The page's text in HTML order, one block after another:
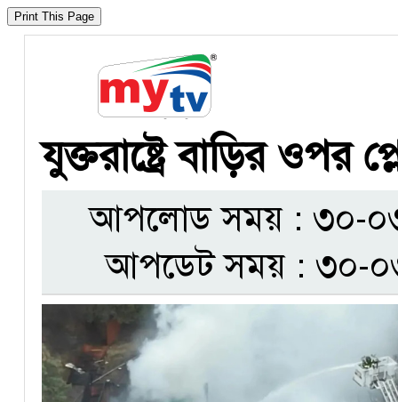
যুক্তরাষ্ট্রে বাড়ির ওপর
আপলোড সময় : ৩০-
আপডেট সময় : ৩০-